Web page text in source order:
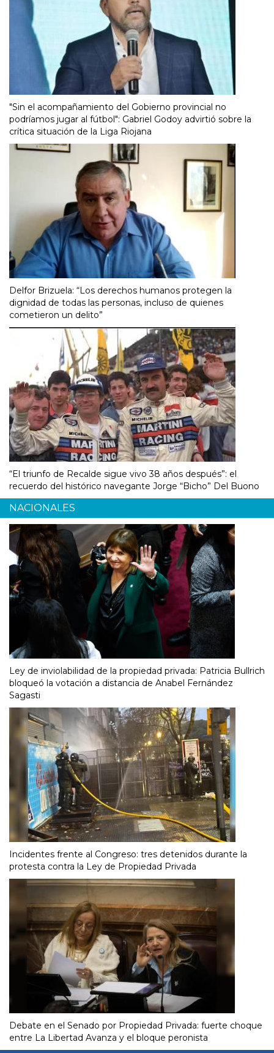
"Sin el acompañamiento del Gobierno provincial no
podríamos jugar al fútbol": Gabriel Godoy advirtió sobre la
crítica situación de la Liga Riojana
Delfor Brizuela: “Los derechos humanos protegen la
dignidad de todas las personas, incluso de quienes
cometieron un delito”
“El triunfo de Recalde sigue vivo 38 años después”: el
recuerdo del histórico navegante Jorge “Bicho” Del Buono
NACIONALES
Ley de inviolabilidad de la propiedad privada: Patricia Bullrich
bloqueó la votación a distancia de Anabel Fernández
Sagasti
Incidentes frente al Congreso: tres detenidos durante la
protesta contra la Ley de Propiedad Privada
Debate en el Senado por Propiedad Privada: fuerte choque
entre La Libertad Avanza y el bloque peronista